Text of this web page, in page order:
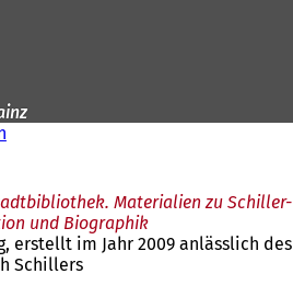
Materialien zu Schiller-
und Biographik
erstellt im Jahr 2009 anlässlich des
Schillers